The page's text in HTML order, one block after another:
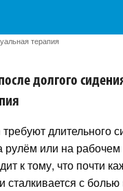
терапия
долгого
длительного
рулём или на рабочем
к тому, что почти
сталкивается с